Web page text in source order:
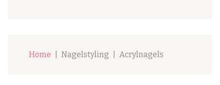
Home Nagelstyling Acrylnagels